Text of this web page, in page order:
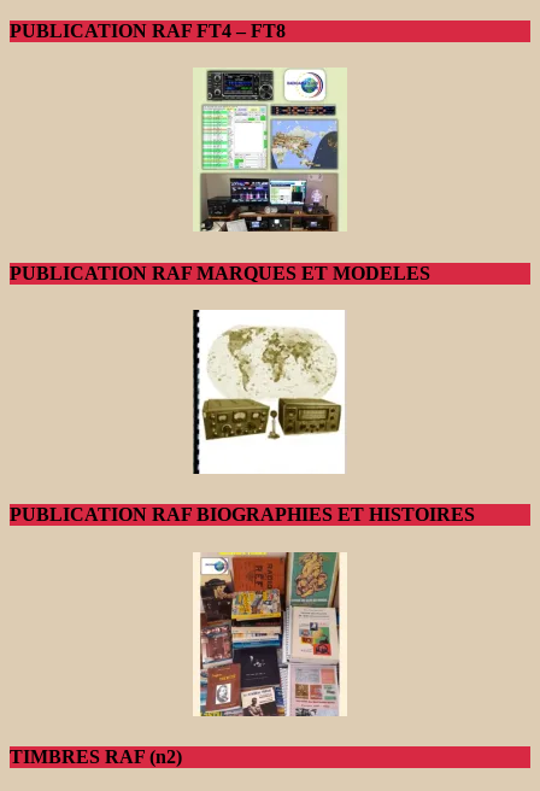
PUBLICATION RAF FT4 – FT8
PUBLICATION RAF MARQUES ET MODELES
PUBLICATION RAF BIOGRAPHIES ET HISTOIRES
TIMBRES RAF (n2)